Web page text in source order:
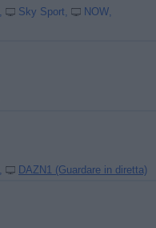
Sky Sport
NOW
DAZN1 (Guardare in diretta)